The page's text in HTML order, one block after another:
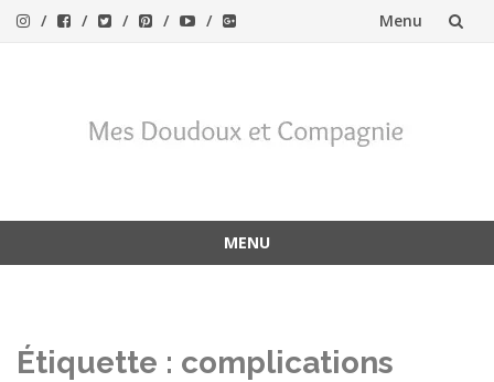
Menu
MENU
Étiquette : complications